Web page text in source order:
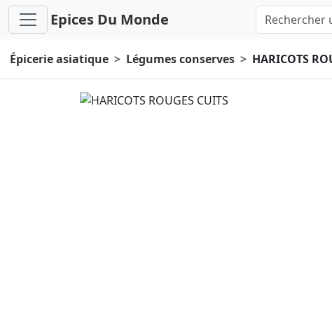
Epices Du Monde
Épicerie asiatique Légumes conserves HARICOTS